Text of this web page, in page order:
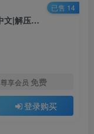
回溯依存 THE CHRONO JOTTER|官方中文|解压即撸|
尊享会员 免费
登录购买
已售 14